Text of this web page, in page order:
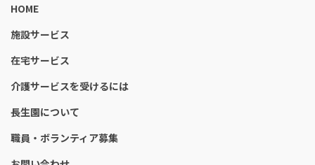
HOME
施設サービス
在宅サービス
介護サービスを受けるには
長生園について
職員・ボランティア募集